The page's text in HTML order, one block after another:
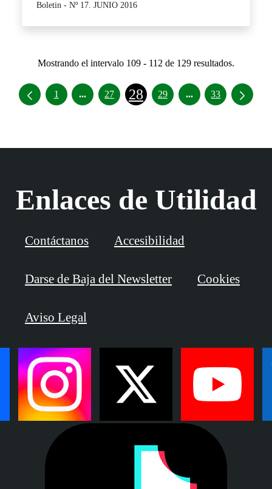
Boletin - Nº 17. JUNIO 2016
Mostrando el intervalo 109 - 112 de 129 resultados.
1 ... Páginas intermedias Use TAB para
27 28 29 ...Páginas
33
Enlaces de Utilidad
Contáctanos Accesibilidad
Darse de Baja del Newsletter Cookies
Aviso Legal